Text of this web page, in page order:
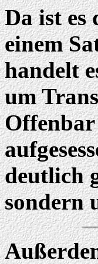
Da ist es
einem
handelt
um
Offenbar
deutlich
sondern